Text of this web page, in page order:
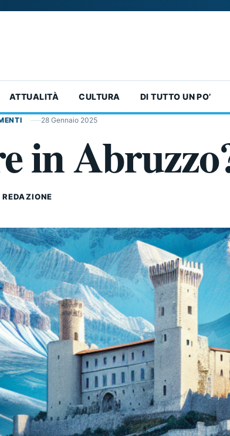
ATTUALITÀ CULTURA DI TUTTO UN PO’
28 Gennaio 2025
in
REDAZIONE